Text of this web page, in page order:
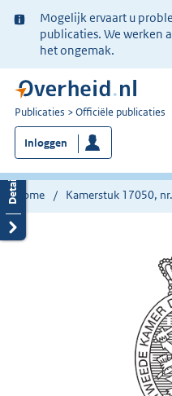
Ter
informatie:
Mogelijk ervaart u
publicaties. We werken
het ongemak.
U
bent
nu
hier:
Publicaties Officiële publicaties
Inloggen
Home Kamerstuk 17050,